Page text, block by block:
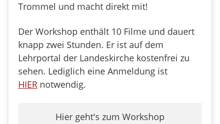
Trommel und macht direkt mit!
Der Workshop enthält 10 Filme und dauert
knapp zwei Stunden. Er ist auf dem
Lehrportal der Landeskirche kostenfrei zu
sehen. Lediglich eine Anmeldung ist
HIER notwendig.
Hier geht's zum Workshop